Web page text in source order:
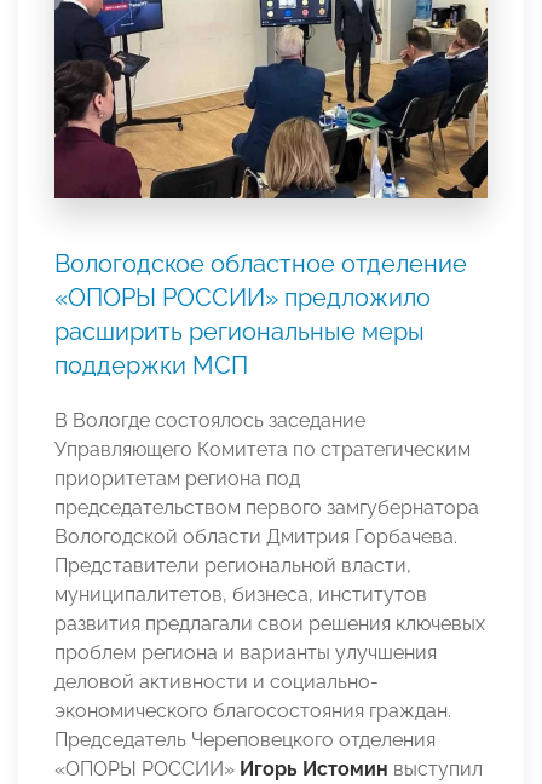
Вологодское областное отделение
«ОПОРЫ РОССИИ» предложило
расширить региональные меры
поддержки МСП
В Вологде состоялось заседание
Управляющего Комитета по стратегическим
приоритетам региона под
председательством первого замгубернатора
Вологодской области Дмитрия Горбачева.
Представители региональной власти,
муниципалитетов, бизнеса, институтов
развития предлагали свои решения ключевых
проблем региона и варианты улучшения
деловой активности и социально-
экономического благосостояния граждан.
Председатель Череповецкого отделения
«ОПОРЫ РОССИИ» Игорь Истомин выступил